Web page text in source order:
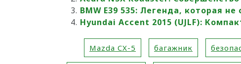
BMW E39 535: Легенда, которая не
Hyundai Accent 2015 (UJLF):
Mazda CX-5 багажник